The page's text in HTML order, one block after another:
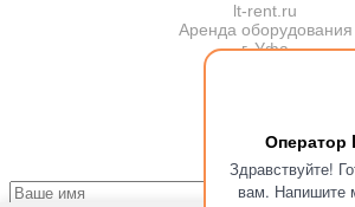
Оператор
Здравствуйте!
вам. Напишите
lt-rent.ru
Аренда оборудования
г. Уфа